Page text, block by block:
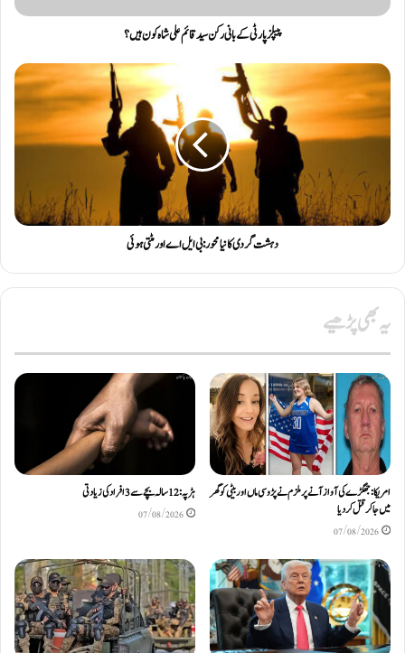
پیپلز پارٹی کے بانی رکن سید قائم علی شاہ کون ہیں؟
دہشت گردی کا نیا محور: بی ایل اے اور مٹتی ہوئی
یہ بھی پڑھیے
امریکا: جھگڑے کی آواز آنے پر ملزم نے پڑوسی ماں اور بیٹی کو گھر
میں جا کر قتل کر دیا
07/08/2026
ہڑپہ: 12 سالہ بچے سے 3 افراد کی زیادتی
07/08/2026